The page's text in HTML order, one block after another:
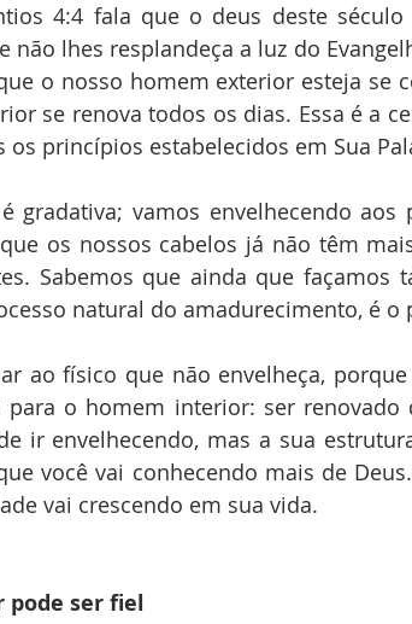
4:4 fala que o deus deste
não lhes resplandeça a luz do
o nosso homem exterior esteja se
se renova todos os dias. Essa é a
os princípios estabelecidos em Sua
gradativa; vamos envelhecendo aos
os nossos cabelos já não têm
Sabemos que ainda que façamos
natural do amadurecimento, é o
ao físico que não envelheça,
para o homem interior: ser renovado
ir envelhecendo, mas a sua
você vai conhecendo mais de
vai crescendo em sua vida.
ser fiel